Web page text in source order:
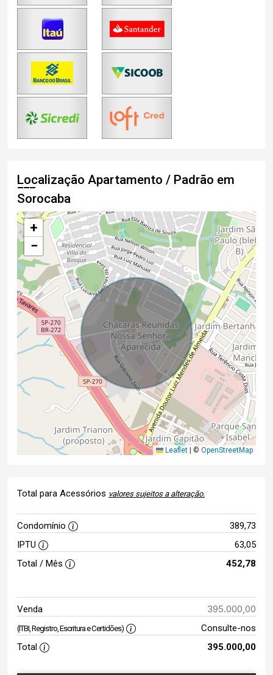
Localização Apartamento / Padrão em
Sorocaba
+
−
Leaflet © OpenStreetMap
Total para Acessórios valores sujeitos a alteração.
Condomínio
389,73
IPTU
63,05
Total / Mês
452,78
Venda 395.000,00
(ITBI, Registro, Escritura e Certidões)
Consulte-nos
Total
395.000,00